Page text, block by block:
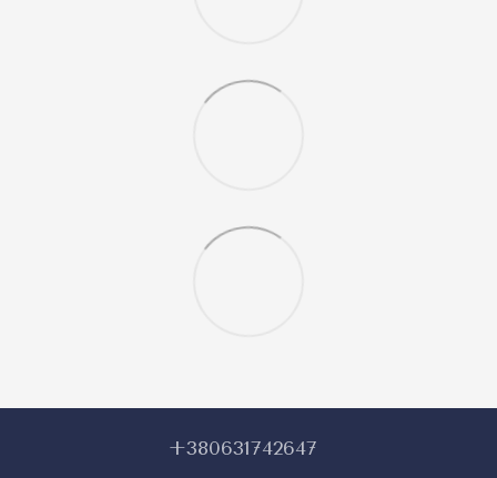
+380631742647